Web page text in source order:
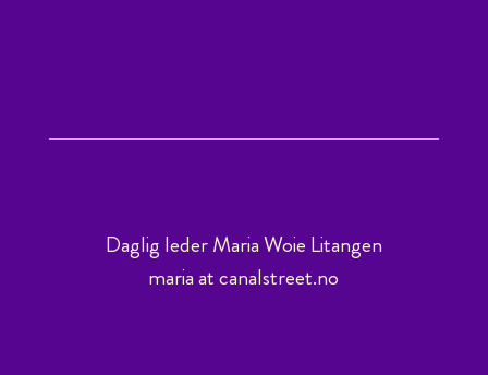
Daglig leder Maria Woie Litangen
maria at canalstreet.no